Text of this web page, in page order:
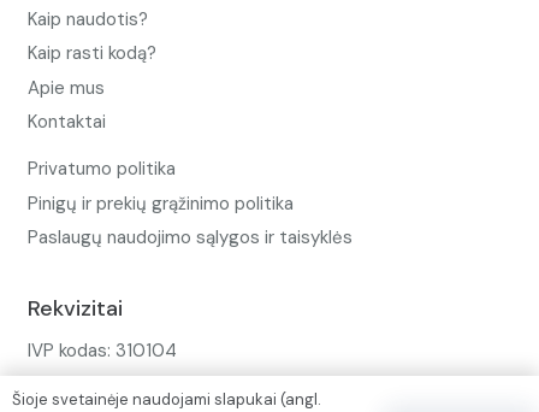
Kaip naudotis?
Kaip rasti kodą?
Apie mus
Kontaktai
Privatumo politika
Pinigų ir prekių grąžinimo politika
Paslaugų naudojimo sąlygos ir taisyklės
Rekvizitai
IVP kodas: 310104
Šioje svetainėje naudojami slapukai (angl.